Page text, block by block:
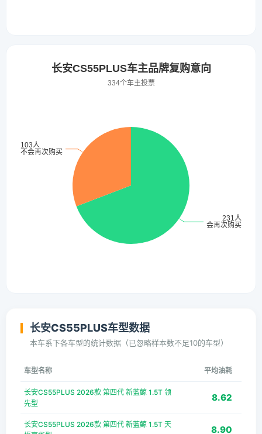
长安CS55PLUS车型数据
本车系下各车型的统计数据（已忽略样本数不足10的车型）
车型名称 平均油耗
长安CS55PLUS 2026款 第四代 新蓝鲸 1.5T 领
先型
8.62
长安CS55PLUS 2026款 第四代 新蓝鲸 1.5T 天
8.90